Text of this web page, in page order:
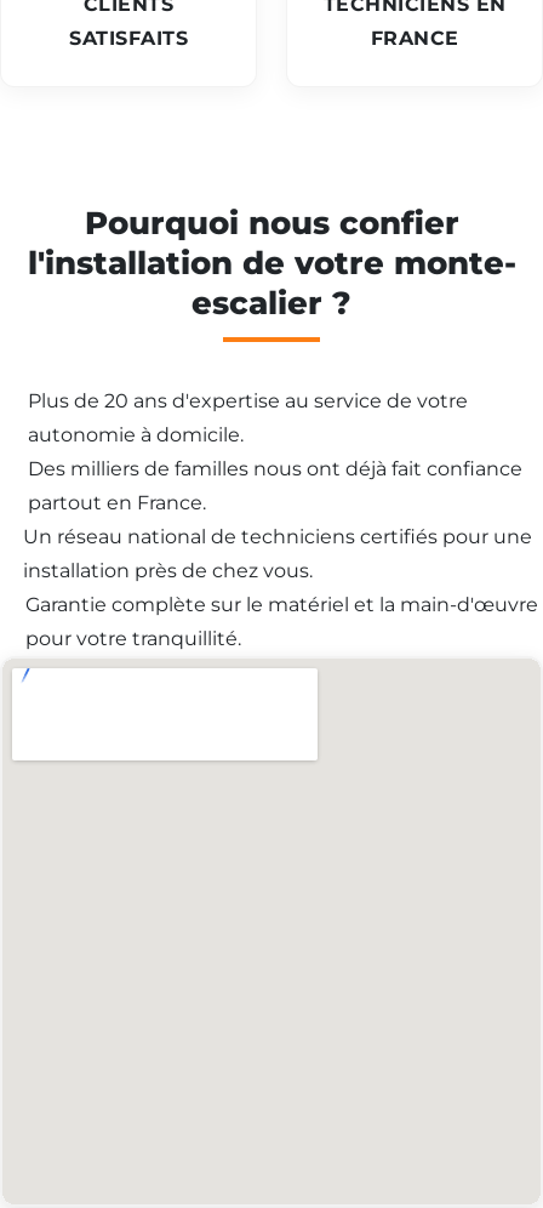
CLIENTS
SATISFAITS
TECHNICIENS EN
FRANCE
Pourquoi nous confier
l'installation de votre monte-
escalier ?
Plus de 20 ans d'expertise au service de votre
autonomie à domicile.
Des milliers de familles nous ont déjà fait confiance
partout en France.
Un réseau national de techniciens certifiés pour une
installation près de chez vous.
Garantie complète sur le matériel et la main-d'œuvre
pour votre tranquillité.